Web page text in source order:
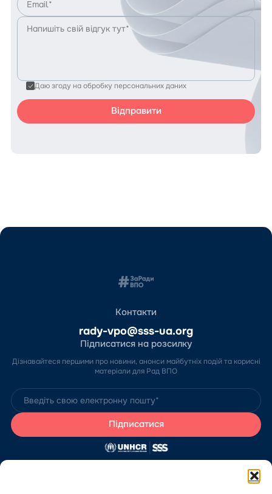
Даю згоду на обробку персональних даних
Контакти
rady-vpo@sss-ua.org
Підписатися на розсилку
Дізнавайтеся першими про новини, анонси майбутніх подій та корисні
матеріали для Рад ВПО
Сайт розробив Благодійний фонд «Стабілізейшен Суппорт Сервісез»
за підтримки Агентства ООН у справах біженців в Україні (УВКБ ООН).
Зміст цього сайту є виключно відповідальністю БО «БФ “ССС”» та не